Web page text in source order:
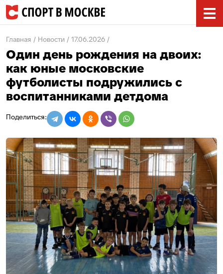
Главная Новости 17.06.2026
Один день рождения на двоих:
как юные московские
футболисты подружились с
воспитанниками детдома